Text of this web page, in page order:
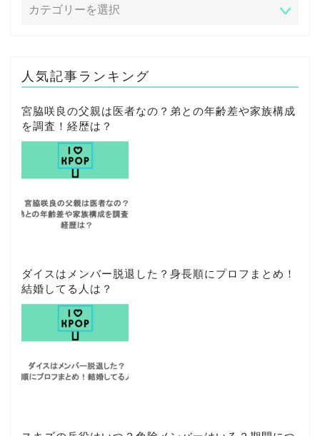
を調査！経歴は？
ダイスはメンバー脱退した？身長順にプロフまとめ！